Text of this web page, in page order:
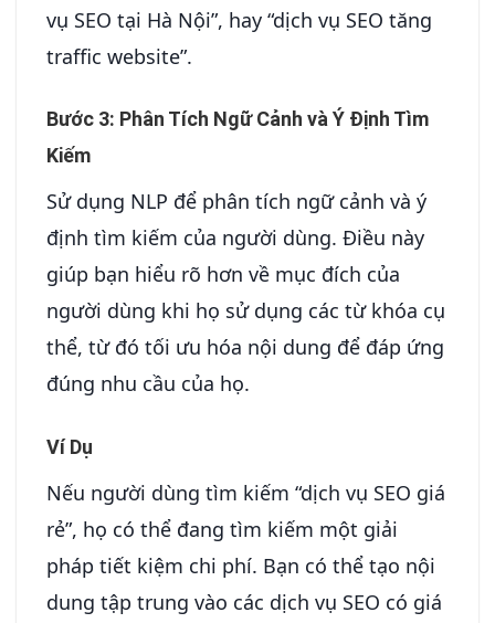
vụ SEO tại Hà Nội”, hay “dịch vụ SEO tăng
traffic website”.
Bước 3: Phân Tích Ngữ Cảnh và Ý Định Tìm
Kiếm
Sử dụng NLP để phân tích ngữ cảnh và ý
định tìm kiếm của người dùng. Điều này
giúp bạn hiểu rõ hơn về mục đích của
người dùng khi họ sử dụng các từ khóa cụ
thể, từ đó tối ưu hóa nội dung để đáp ứng
đúng nhu cầu của họ.
Ví Dụ
Nếu người dùng tìm kiếm “dịch vụ SEO giá
rẻ”, họ có thể đang tìm kiếm một giải
pháp tiết kiệm chi phí. Bạn có thể tạo nội
dung tập trung vào các dịch vụ SEO có giá